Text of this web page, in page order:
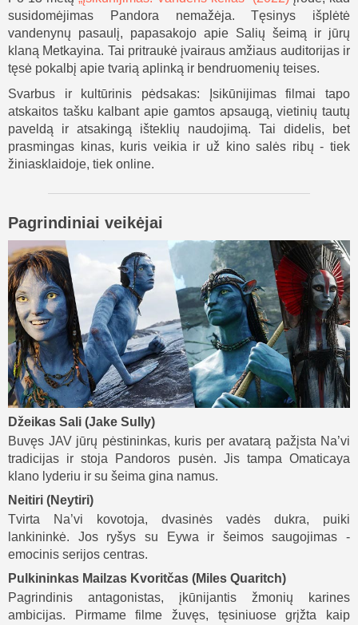
susidomėjimas Pandora nemažėja. Tęsinys išplėtė
vandenynų pasaulį, papasakojo apie Salių šeimą ir jūrų
klaną Metkayina. Tai pritraukė įvairaus amžiaus auditorijas ir
tęsė pokalbį apie tvarią aplinką ir bendruomenių teises.
Svarbus ir kultūrinis pėdsakas: Įsikūnijimas filmai tapo
atskaitos tašku kalbant apie gamtos apsaugą, vietinių tautų
paveldą ir atsakingą išteklių naudojimą. Tai didelis, bet
prasmingas kinas, kuris veikia ir už kino salės ribų - tiek
žiniasklaidoje, tiek online.
Pagrindiniai veikėjai
Džeikas Sali (Jake Sully)
Buvęs JAV jūrų pėstininkas, kuris per avatarą pažįsta Na’vi
tradicijas ir stoja Pandoros pusėn. Jis tampa Omaticaya
klano lyderiu ir su šeima gina namus.
Neitiri (Neytiri)
Tvirta Na’vi kovotoja, dvasinės vadės dukra, puiki
lankininkė. Jos ryšys su Eywa ir šeimos saugojimas -
emocinis serijos centras.
Pulkininkas Mailzas Kvoritčas (Miles Quaritch)
Pagrindinis antagonistas, įkūnijantis žmonių karines
ambicijas. Pirmame filme žuvęs, tęsiniuose grįžta kaip